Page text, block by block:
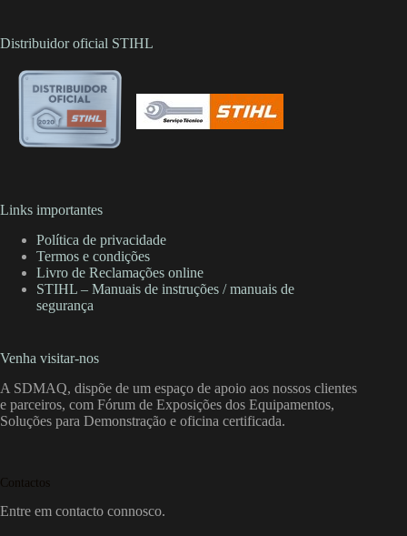
Distribuidor oficial STIHL
Links importantes
Política de privacidade
Termos e condições
Livro de Reclamações online
STIHL – Manuais de instruções / manuais de
segurança
Venha visitar-nos
A SDMAQ, dispõe de um espaço de apoio aos nossos clientes
e parceiros, com Fórum de Exposições dos Equipamentos,
Soluções para Demonstração e oficina certificada.
Contactos
Entre em contacto connosco.